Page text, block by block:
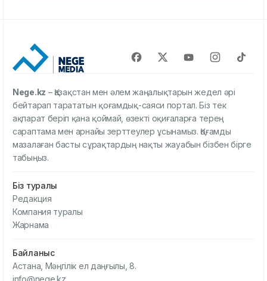
Nege.kz – Қазақстан мен әлем жаңалықтарын жедел әрі
бейтарап тарататын қоғамдық-саяси портал. Біз тек
ақпарат беріп қана қоймай, өзекті оқиғаларға терең
сараптама мен арнайы зерттеулер ұсынамыз. Қоғамды
мазалаған басты сұрақтардың нақты жауабын бізбен бірге
табыңыз.
Біз туралы
Редакция
Компания туралы
Жарнама
Байланыс
Астана, Мәңгілік ел даңғылы, 8.